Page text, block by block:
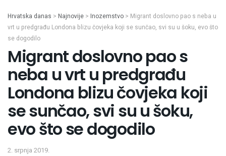
Hrvatska danas > Najnovije > Inozemstvo > Migrant doslovno pao s neba u
vrt u predgrađu Londona blizu čovjeka koji se sunčao, svi su u šoku, evo što
se dogodilo
Migrant doslovno pao s
neba u vrt u predgrađu
Londona blizu čovjeka koji
se sunčao, svi su u šoku,
evo što se dogodilo
2. srpnja 2019.